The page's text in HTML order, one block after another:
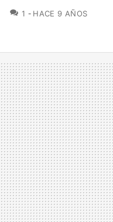
1 COMENTARIOS
HACE 9 AÑOS